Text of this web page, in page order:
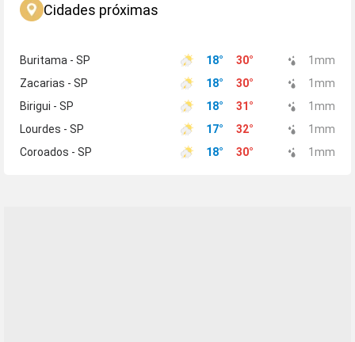
Cidades próximas
Buritama - SP 18° 30° 1 mm
Zacarias - SP
18° 30° 1 mm
Birigui - SP
18° 31 ° 1 mm
Lourdes - SP
17° 32° 1 mm
Coroados - SP
18° 30° 1 mm